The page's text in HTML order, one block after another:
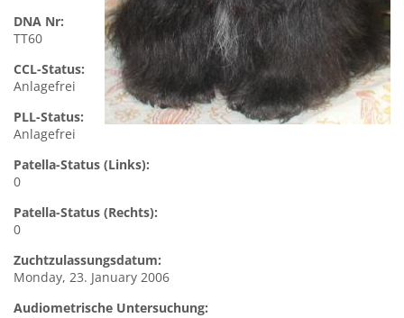
DNA Nr:
TT60
CCL-Status:
Anlagefrei
PLL-Status:
Anlagefrei
Patella-Status (Links):
0
Patella-Status (Rechts):
0
Zuchtzulassungsdatum:
Monday, 23. January 2006
Audiometrische Untersuchung: